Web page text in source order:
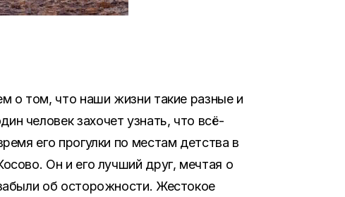
о том, что наши жизни такие разные и
человек захочет узнать, что всё-
его прогулки по местам детства в
Он и его лучший друг, мечтая о
об осторожности. Жестокое